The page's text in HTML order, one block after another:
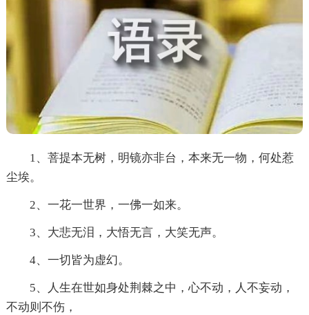
1、菩提本无树，明镜亦非台，本来无一物，何处惹
尘埃。
2、一花一世界，一佛一如来。
3、大悲无泪，大悟无言，大笑无声。
4、一切皆为虚幻。
5、人生在世如身处荆棘之中，心不动，人不妄动，
不动则不伤，